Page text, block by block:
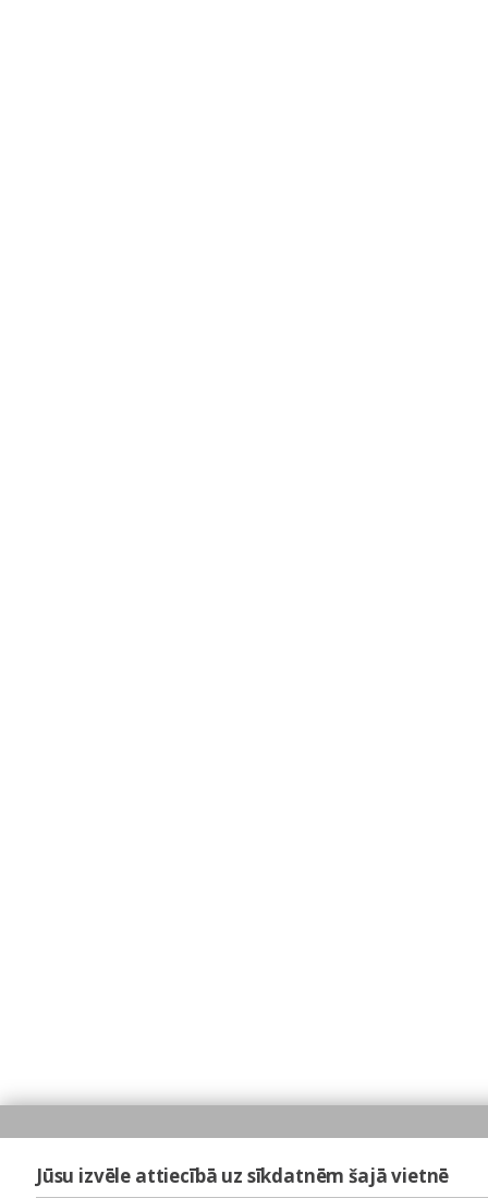
Jūsu izvēle attiecībā uz sīkdatnēm šajā vietnē